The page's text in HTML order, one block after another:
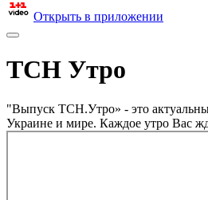
Открыть в приложении
ТСН Утро
"Выпуск ТСН.Утро» - это
Украине и мире. Каждое утро Вас